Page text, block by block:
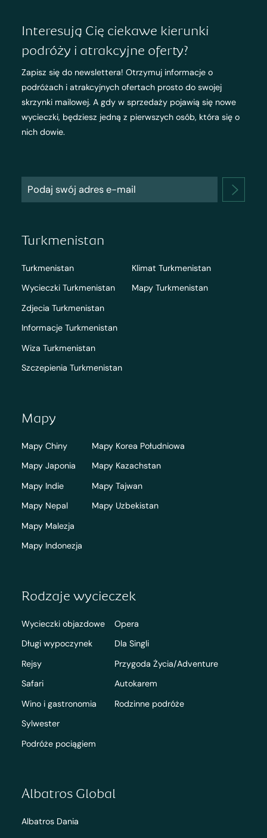
Interesują Cię ciekawe kierunki
podróży i atrakcyjne oferty?
Zapisz się do newslettera! Otrzymuj informacje o
podróżach i atrakcyjnych ofertach prosto do swojej
skrzynki mailowej. A gdy w sprzedaży pojawią się nowe
wycieczki, będziesz jedną z pierwszych osób, która się o
nich dowie.
Turkmenistan
Turkmenistan
Wycieczki Turkmenistan
Zdjecia Turkmenistan
Informacje Turkmenistan
Wiza Turkmenistan
Szczepienia Turkmenistan
Klimat Turkmenistan
Mapy Turkmenistan
Mapy
Mapy Chiny
Mapy Japonia
Mapy Indie
Mapy Nepal
Mapy Malezja
Mapy Indonezja
Mapy Korea Południowa
Mapy Kazachstan
Mapy Tajwan
Mapy Uzbekistan
Rodzaje wycieczek
Wycieczki objazdowe
Długi wypoczynek
Rejsy
Safari
Wino i gastronomia
Sylwester
Podróże pociągiem
Opera
Dla Singli
Przygoda Życia/Adventure
Autokarem
Rodzinne podróże
Albatros Global
Albatros Dania